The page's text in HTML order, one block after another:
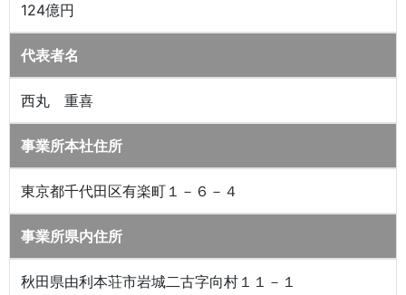
124億円
代表者名
西丸 重喜
事業所本社住所
東京都千代田区有楽町１－６－４
事業所県内住所
秋田県由利本荘市岩城二古字向村１１－１